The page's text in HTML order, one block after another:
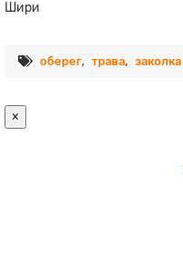
Шири
оберег, трава, заколка
×